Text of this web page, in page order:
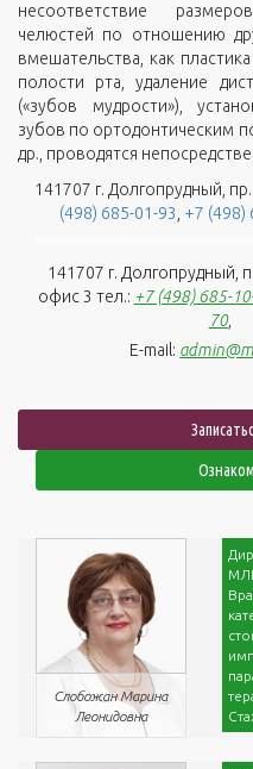
несоответствие
челюстей по отношению
вмешательства, как
полости рта, удаление
(«зубов мудрости»),
зубов по ортодонтическим
др., проводятся
141707 г. Долгопрудный,
(498) 685-01-93 +7 (498)
141707 г. Долгопрудный,
офис 3 тел.: +7 (498) 685-
70,
E-mail:
Слобожан Марина
Леонидовна